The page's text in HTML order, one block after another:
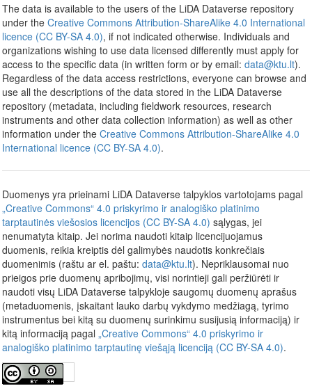
The data is available to the users of the LiDA Dataverse repository
under the Creative Commons Attribution-ShareAlike 4.0 International
licence (CC BY-SA 4.0), if not indicated otherwise. Individuals and
organizations wishing to use data licensed differently must apply for
access to the specific data (in written form or by email: data@ktu.lt).
Regardless of the data access restrictions, everyone can browse and
use all the descriptions of the data stored in the LiDA Dataverse
repository (metadata, including fieldwork resources, research
instruments and other data collection information) as well as other
information under the Creative Commons Attribution-ShareAlike 4.0
International licence (CC BY-SA 4.0).
Duomenys yra prieinami LiDA Dataverse talpyklos vartotojams pagal
„Creative Commons“ 4.0 priskyrimo ir analogiško platinimo
tarptautinės viešosios licencijos (CC BY-SA 4.0) sąlygas, jei
nenumatyta kitaip. Jei norima naudoti kitaip licencijuojamus
duomenis, reikia kreiptis dėl galimybės naudotis konkrečiais
duomenimis (raštu ar el. paštu: data@ktu.lt). Nepriklausomai nuo
prieigos prie duomenų apribojimų, visi norintieji gali peržiūrėti ir
naudoti visų LiDA Dataverse talpykloje saugomų duomenų aprašus
(metaduomenis, įskaitant lauko darbų vykdymo medžiagą, tyrimo
instrumentus bei kitą su duomenų surinkimu susijusią informaciją) ir
kitą informaciją pagal „Creative Commons“ 4.0 priskyrimo ir
analogiško platinimo tarptautinę viešąją licenciją (CC BY-SA 4.0).